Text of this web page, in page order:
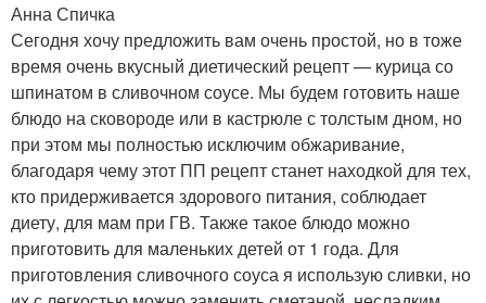
Анна Спичка
Сегодня хочу предложить вам очень простой, но в тоже
время очень вкусный диетический рецепт — курица со
шпинатом в сливочном соусе. Мы будем готовить наше
блюдо на сковороде или в кастрюле с толстым дном, но
при этом мы полностью исключим обжаривание,
благодаря чему этот ПП рецепт станет находкой для тех,
кто придерживается здорового питания, соблюдает
диету, для мам при ГВ. Также такое блюдо можно
приготовить для маленьких детей от 1 года. Для
приготовления сливочного соуса я использую сливки, но